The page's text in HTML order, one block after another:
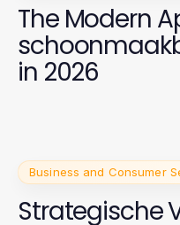
The Modern
in 2026
Business and Consumer
Strategische